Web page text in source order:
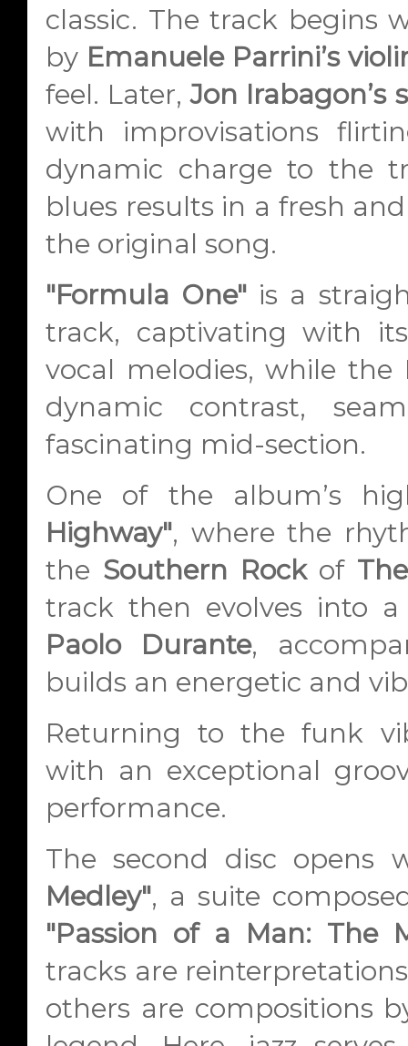
classic. The track begins
by Emanuele Parrini’s
feel. Later,Jon Irabagon’s
with improvisations
dynamic charge to the
blues results in a fresh
the original song.
"Formula One" is a
track, captivating with
vocal melodies, while
dynamic contrast,
fascinating mid-section.
One of the album’s
Highway", where the
the Southern Rockof
track then evolves into
Paolo Durante,
builds an energetic and
Returning to the funk
with an exceptional
performance.
The second disc
Medley", a suite
"Passion of a Man: The
tracks are
others are compositions